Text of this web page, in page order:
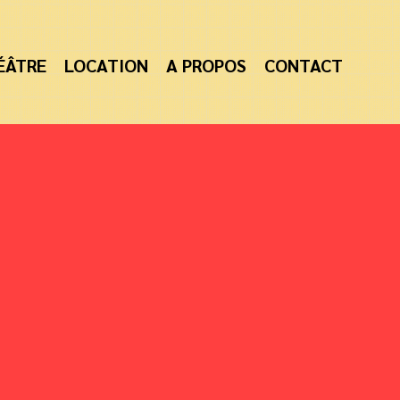
LOCATION A PROPOS CONTACT